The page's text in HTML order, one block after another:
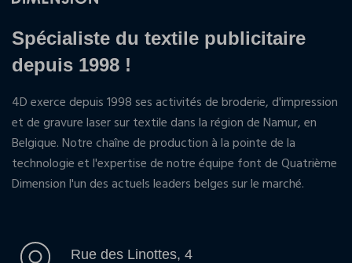
Spécialiste du textile publicitaire
depuis 1998 !
4D exerce depuis 1998 ses activités de broderie, d'impression
et de gravure laser sur textile dans la région de Namur, en
Belgique. Notre chaîne de production à la pointe de la
technologie et l'expertise de notre équipe font de Quatrième
Dimension l'un des actuels leaders belges sur le marché.
Rue des Linottes, 4